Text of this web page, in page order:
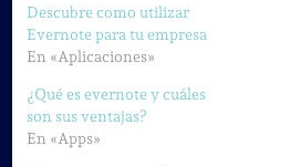
Descubre como utilizar
Evernote para tu empresa
En «Aplicaciones»
¿Qué es evernote y cuáles
son sus ventajas?
En «Apps»